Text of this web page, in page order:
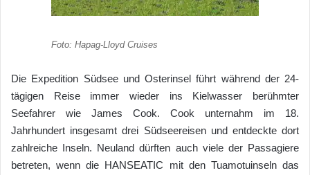
Foto: Hapag-Lloyd Cruises
Die Expedition Südsee und Osterinsel führt während der 24-
tägigen Reise immer wieder ins Kielwasser berühmter
Seefahrer wie James Cook. Cook unternahm im 18.
Jahrhundert insgesamt drei Südseereisen und entdeckte dort
zahlreiche Inseln. Neuland dürften auch viele der Passagiere
betreten, wenn die HANSEATIC mit den Tuamotuinseln das